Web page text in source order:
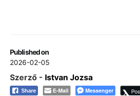
Published on
2026-02-05
Szerző - Istvan Jozsa
Share E-Mail Messenger